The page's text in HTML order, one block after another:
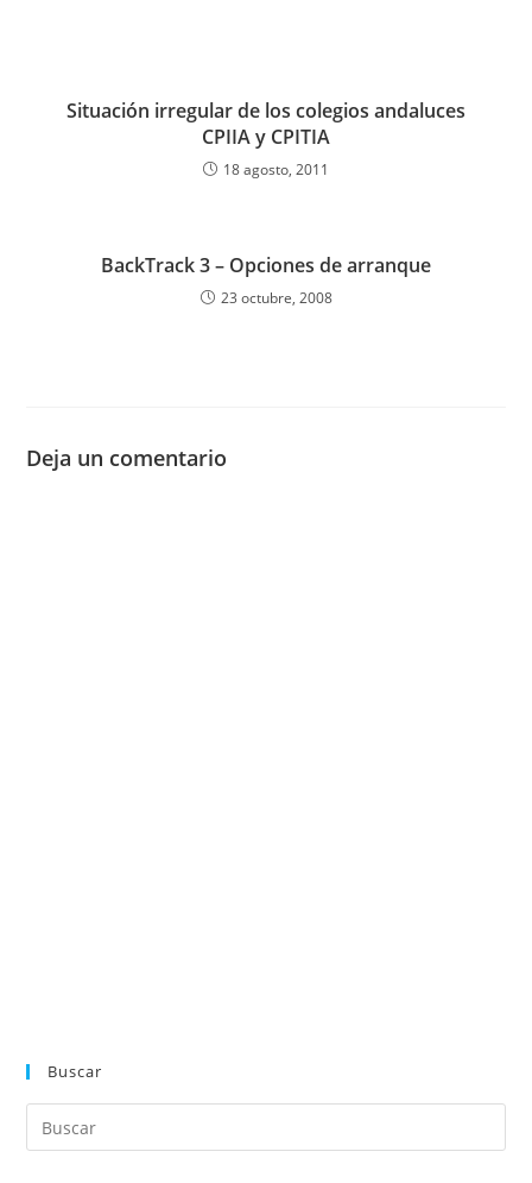
Situación irregular de los colegios andaluces
CPIIA y CPITIA
18 agosto, 2011
BackTrack 3 – Opciones de arranque
23 octubre, 2008
Deja un comentario
Buscar